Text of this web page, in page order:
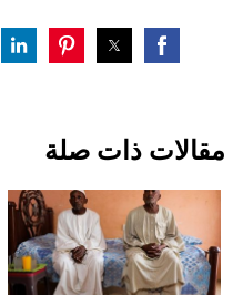
مقالات ذات صلة